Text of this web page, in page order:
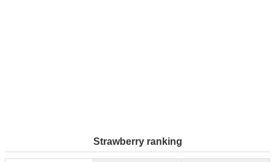
Strawberry ranking